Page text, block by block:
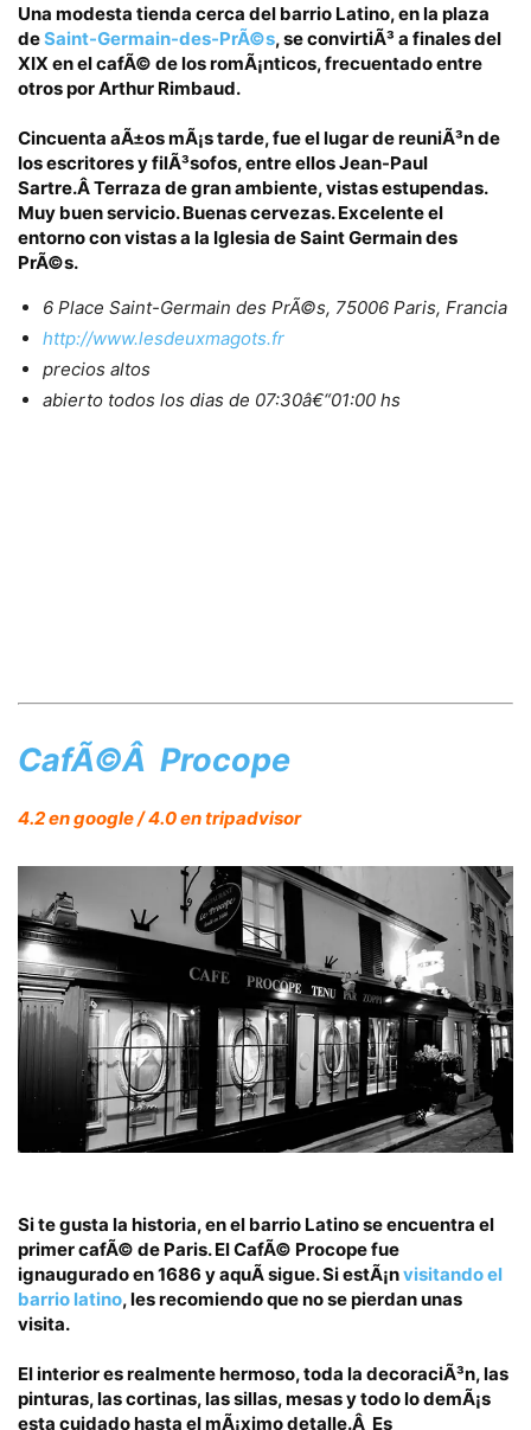
Una modesta tienda cerca del barrio Latino, en la plaza
deSaint-Germain-des-PrÃ©s, se convirtiÃ³ a finales del
XIX en el cafÃ© de los romÃ¡nticos, frecuentado entre
otros por Arthur Rimbaud.
Cincuenta aÃ±os mÃ¡s tarde, fue el lugar de reuniÃ³n de
los escritores y filÃ³sofos, entre ellos Jean-Paul
Sartre.ÂTerraza de gran ambiente, vistas estupendas.
Muy buen servicio. Buenas cervezas. Excelente el
entorno con vistas a la Iglesia de Saint Germain des
PrÃ©s.
6 Place Saint-Germain des PrÃ©s, 75006 Paris, Francia
http://www.lesdeuxmagots.fr
precios altos
abierto todos los dias de 07:30â€“01:00 hs
CafÃ©Â Procope
4.2 en google / 4.0 en tripadvisor
Si te gusta la historia, en el barrio Latinose encuentra el
primer cafÃ© de Paris. ElCafÃ© Procopefue
ignaugurado en 1686 y aquÃ­ sigue. Si estÃ¡nvisitando el
barrio latino, les recomiendo que no se pierdan unas
visita.
El interior es realmente hermoso, toda la decoraciÃ³n, las
pinturas, las cortinas, las sillas, mesas y todo lo demÃ¡s
esta cuidado hasta el mÃ¡ximo detalle.Â Es